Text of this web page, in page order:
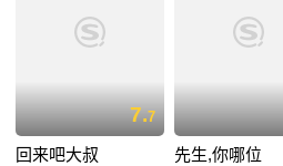
7.7
回来吧大叔 先生,你哪位